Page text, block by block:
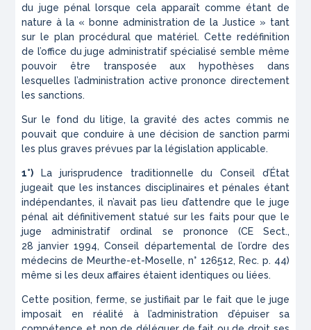
du juge pénal lorsque cela apparaît comme étant de
nature à la « bonne administration de la Justice » tant
sur le plan procédural que matériel. Cette redéfinition
de l’office du juge administratif spécialisé semble même
pouvoir être transposée aux hypothèses dans
lesquelles l’administration active prononce directement
les sanctions.
Sur le fond du litige, la gravité des actes commis ne
pouvait que conduire à une décision de sanction parmi
les plus graves prévues par la législation applicable.
1°) La jurisprudence traditionnelle du Conseil d’État
jugeait que les instances disciplinaires et pénales étant
indépendantes, il n’avait pas lieu d’attendre que le juge
pénal ait définitivement statué sur les faits pour que le
juge administratif ordinal se prononce (CE Sect.,
28 janvier 1994,Conseil départemental de l’ordre des
médecins de Meurthe-et-Moselle, n° 126512, Rec. p. 44)
même si les deux affaires étaient identiques ou liées.
Cette position, ferme, se justifiait par le fait que le juge
imposait en réalité à l’administration d’épuiser sa